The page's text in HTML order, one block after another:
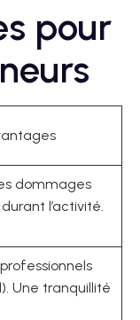
pour
dommages
l’activité.
Une tranquillité